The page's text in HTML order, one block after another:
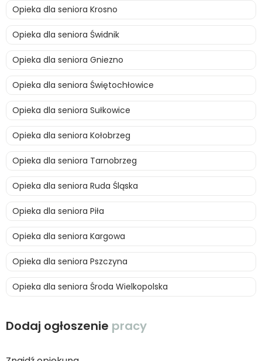
Opieka dla seniora Krosno
Opieka dla seniora Świdnik
Opieka dla seniora Gniezno
Opieka dla seniora Świętochłowice
Opieka dla seniora Sułkowice
Opieka dla seniora Kołobrzeg
Opieka dla seniora Tarnobrzeg
Opieka dla seniora Ruda Śląska
Opieka dla seniora Piła
Opieka dla seniora Kargowa
Opieka dla seniora Pszczyna
Opieka dla seniora Środa Wielkopolska
Dodaj ogłoszenie pracy